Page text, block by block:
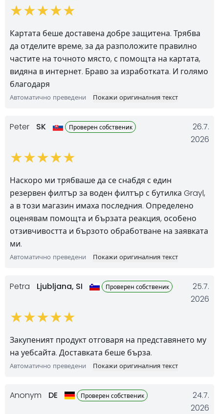
Картата беше доставена добре защитена. Трябва
да отделите време, за да разположите правилно
частите на точното място, с помощта на картата,
видяна в интернет. Браво за изработката. И голямо
благодаря
Автоматично преведени Покажи оригиналния текст
Peter SK Проверен собственик
26.7.
2026
Наскоро ми трябваше да се снабдя с един
резервен филтър за воден филтър с бутилка Grayl,
а в този магазин имаха последния. Определено
оценявам помощта и бързата реакция, особено
отзивчивостта и бързото обработване на заявката
ми.
Автоматично преведени Покажи оригиналния текст
Petra Ljubljana, SI Проверен собственик
25.7.
2026
Закупеният продукт отговаря на представянето му
на уебсайта. Доставката беше бърза.
Автоматично преведени Покажи оригиналния текст
Anonym DE Проверен собственик
24.7.
2026